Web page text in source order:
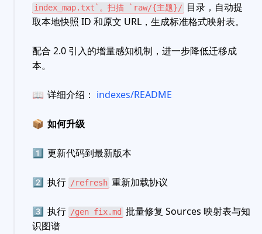
index_map.txt`。扫描 `raw/{主题}/
目录，自动提
取本地快照 ID 和原文 URL，生成标准格式映射表。
配合 2.0 引入的增量感知机制，进一步降低迁移成
本。
📖 详细介绍： indexes/README
📦 如何升级
1️⃣ 更新代码到最新版本
2️⃣ 执行 /refresh 重新加载协议
3️⃣ 执行 /gen fix.md 批量修复 Sources 映射表与知
识图谱